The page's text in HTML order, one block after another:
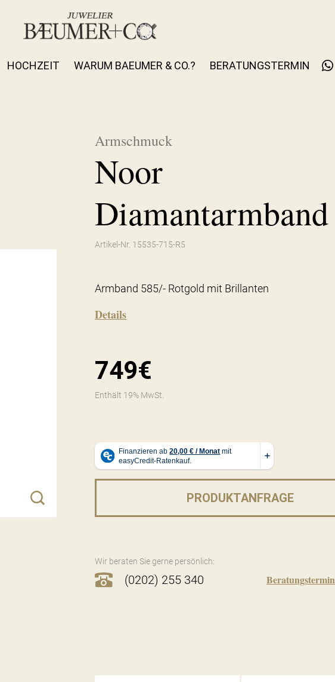
HOCHZEIT WARUM BAEUMER & CO.? BERATUNGSTERMIN
Armschmuck
Noor
Diamantarmband
Artikel-Nr. 15535-715-R5
Armband 585/- Rotgold mit Brillanten
Details
749€
Enthält 19% MwSt.
PRODUKTANFRAGE
Wir beraten Sie gerne persönlich:
(0202) 255 340